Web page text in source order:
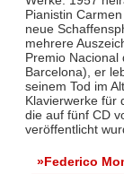
Pianistin
neue
mehrere
Premio Nacional
Barcelona), er
seinem Tod im
Klavierwerke für
die auf fünf CD
veröffentlicht
»Federico